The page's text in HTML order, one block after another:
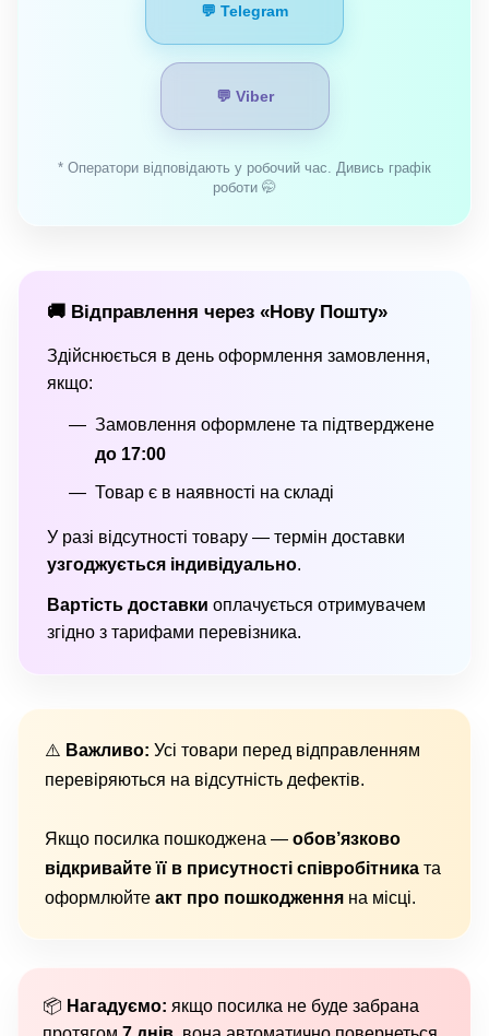
💬 Telegram
💬 Viber
* Оператори відповідають у робочий час. Дивись графік
роботи 🤭
🚚 Відправлення через «Нову Пошту»
Здійснюється в день оформлення замовлення,
якщо:
Замовлення оформлене та підтверджене
до 17:00
Товар є в наявності на складі
У разі відсутності товару — термін доставки
узгоджується індивідуально.
Вартість доставки оплачується отримувачем
згідно з тарифами перевізника.
⚠️ Важливо: Усі товари перед відправленням
перевіряються на відсутність дефектів.
Якщо посилка пошкоджена — обов’язково
відкривайте її в присутності співробітника та
оформлюйте акт про пошкодження на місці.
📦 Нагадуємо: якщо посилка не буде забрана